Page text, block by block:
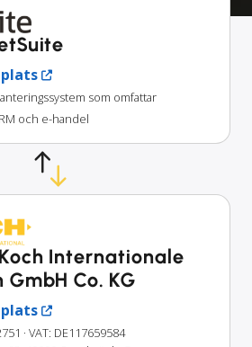
som omfattar
och e-handel
Internationale
Co. KG
· VAT: DE117659584